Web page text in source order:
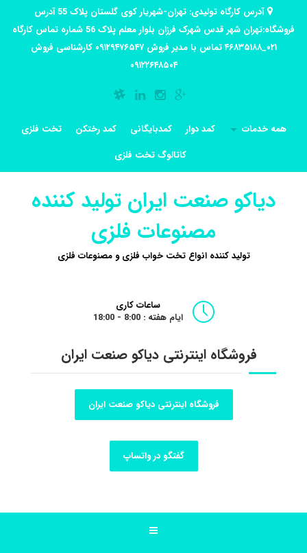
آدرس کارگاه تولیدی: تهران-شهریار کوی گلستان پلاک 55 آدرس
فروشگاه:تهران شهر قدس شهرک فرزان بلوار معلم پلاک 56 شماره تماس کارگاه
۰۲۱_۴۶۸۳۵۱۸۸ تماس با مدیر فروش ۰۹۱۲۹۴۷۶۵۴۷ کارشناسی فروش
۰۹۱۲۲۶۴۸۵۰۴
همه خدمات کمد دوار کمدبایگانی کمد رختکن
تخت فلزی
کاتالوگ تخت فلزی
دیاکو صنعت ایران تولید کننده
مصنوعات فلزی
تولید کننده انواع تخت خواب فلزی و مصنوعات فلزی
ساعات کاری
ایام هفته : 8:00 - 18:00
فروشگاه اینترنتی دیاکو صنعت ایران
فروشگاه اینترنتی دیاکو صنعت ایران
گفتگو در واتساپ